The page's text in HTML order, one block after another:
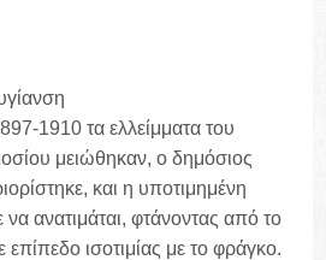
1910 τα ελλείμματα του
μειώθηκαν, ο δημόσιος
και η υποτιμημένη
ανατιμάται, φτάνοντας από το
ισοτιμίας με το φράγκο.